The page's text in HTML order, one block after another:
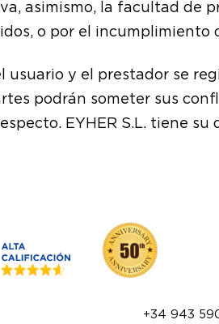
asimismo, la facultad
o por el incumplimiento
usuario y el prestador se
podrán someter sus
EYHER S.L. tiene su
+34 943